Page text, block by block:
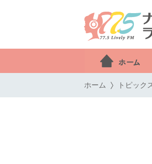
ホーム トピック